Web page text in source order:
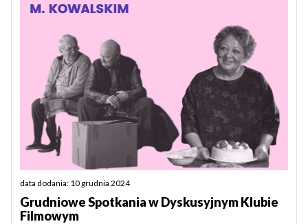
data dodania: 10 grudnia 2024
Grudniowe Spotkania w Dyskusyjnym Klubie
Filmowym